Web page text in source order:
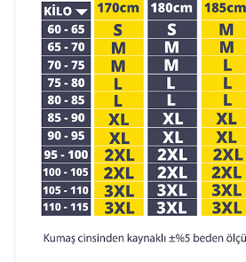
Telefon: 0212 909 19 45
WhatsApp: 0532 685 83 00
Mail:teklif@ismarketi.com